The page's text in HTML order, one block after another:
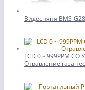
Видеоняня BMS-
LCD 0 ~ 999PPM
Отравление газа